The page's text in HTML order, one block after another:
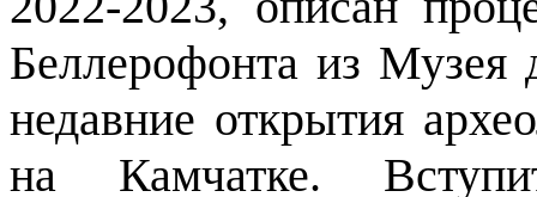
Беллерофонта из Музея
недавние открытия
на Камчатке.